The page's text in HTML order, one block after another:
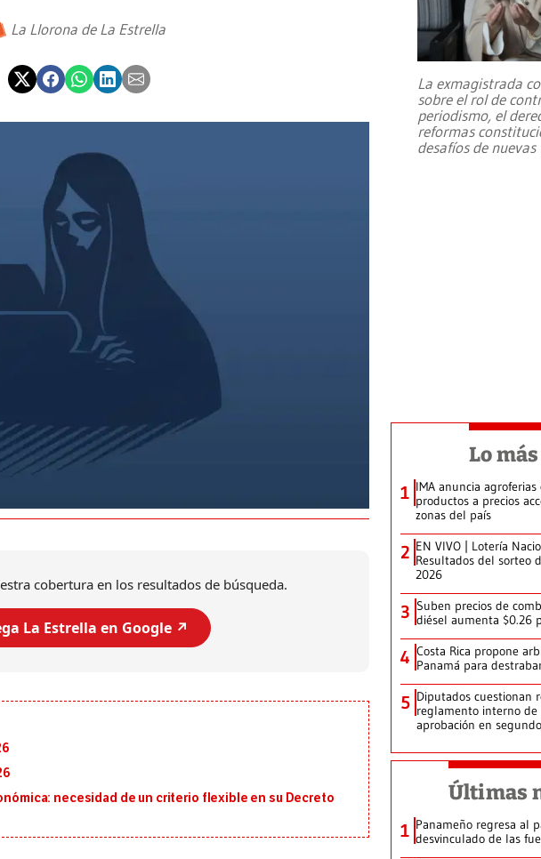
La Llorona de La Estrella
cobertura en los resultados de búsqueda.
La Estrella en Google ↗️
necesidad de un criterio flexible en su Decreto
La exmagistrada
sobre el rol de
periodismo, el
reformas
desafíos de
Lo
1 IMA anuncia
productos a precios
zonas del país
2 EN VIVO | Lotería
Resultados del sorteo
2026
3 Suben precios de
diésel aumenta $0.26
4 Costa Rica propone
Panamá para
5 Diputados cuestionan
reglamento interno
aprobación en
Últimas
1 Panameño regresa al
desvinculado de las